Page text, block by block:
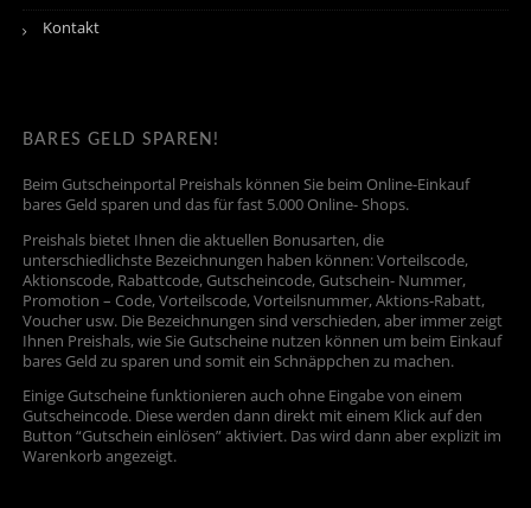
Kontakt
BARES GELD SPAREN!
Beim Gutscheinportal Preishals können Sie beim Online-Einkauf
bares Geld sparen und das für fast 5.000 Online- Shops.
Preishals bietet Ihnen die aktuellen Bonusarten, die
unterschiedlichste Bezeichnungen haben können: Vorteilscode,
Aktionscode, Rabattcode, Gutscheincode, Gutschein- Nummer,
Promotion – Code, Vorteilscode, Vorteilsnummer, Aktions-Rabatt,
Voucher usw. Die Bezeichnungen sind verschieden, aber immer zeigt
Ihnen Preishals, wie Sie Gutscheine nutzen können um beim Einkauf
bares Geld zu sparen und somit ein Schnäppchen zu machen.
Einige Gutscheine funktionieren auch ohne Eingabe von einem
Gutscheincode. Diese werden dann direkt mit einem Klick auf den
Button “Gutschein einlösen” aktiviert. Das wird dann aber explizit im
Warenkorb angezeigt.